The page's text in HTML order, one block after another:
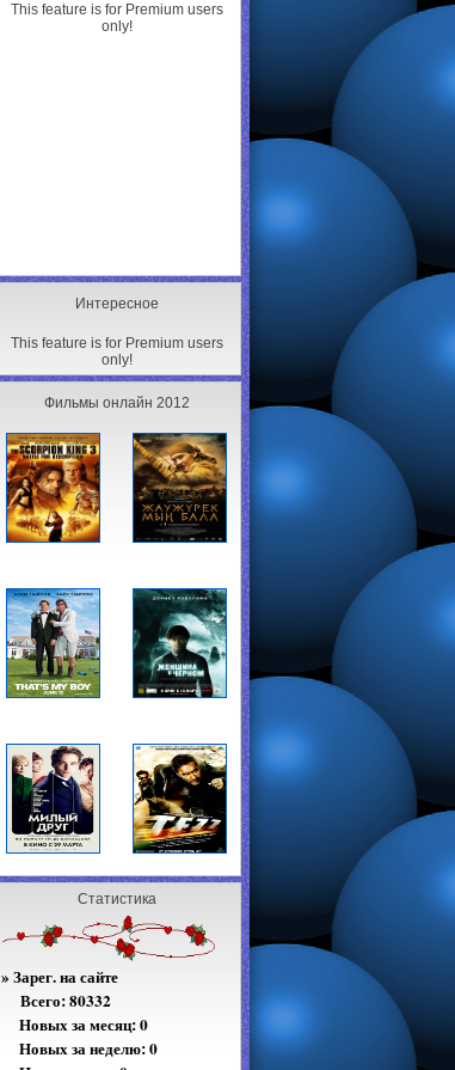
This feature is for Premium users
only!
Интересное
This feature is for Premium users
only!
Фильмы онлайн 2012
Статистика
» Зарег. на сайте
Всего:80332
Новых за месяц: 0
Новых за неделю: 0